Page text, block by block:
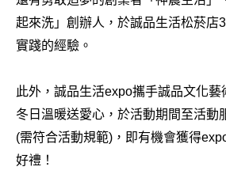
起來洗」創辦人，於誠品生活松菸店
實踐的經驗。
此外，誠品生活expo攜手誠品文化藝
冬日溫暖送愛心，於活動期間至活動
(需符合活動規範)，即有機會獲得
好禮！